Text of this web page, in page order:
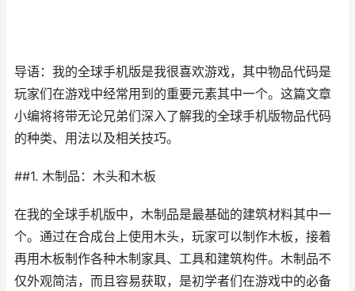
导语：我的全球手机版是我很喜欢游戏，其中物品代码是
玩家们在游戏中经常用到的重要元素其中一个。这篇文章
小编将将带无论兄弟们深入了解我的全球手机版物品代码
的种类、用法以及相关技巧。
##1. 木制品：木头和木板
在我的全球手机版中，木制品是最基础的建筑材料其中一
个。通过在合成台上使用木头，玩家可以制作木板，接着
再用木板制作各种木制家具、工具和建筑构件。木制品不
仅外观简洁，而且容易获取，是初学者们在游戏中的必备